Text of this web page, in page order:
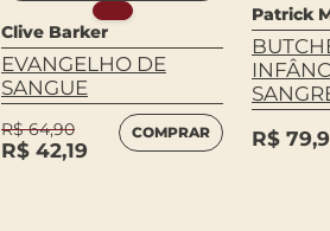
Clive Barker
EVANGELHO DE
SANGUE
R$64,90
R$ 42,19
COMPRAR
Patrick
R$